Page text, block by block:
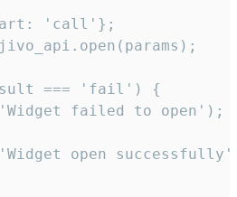
'call'};
=== 'fail') {
failed to open');
open